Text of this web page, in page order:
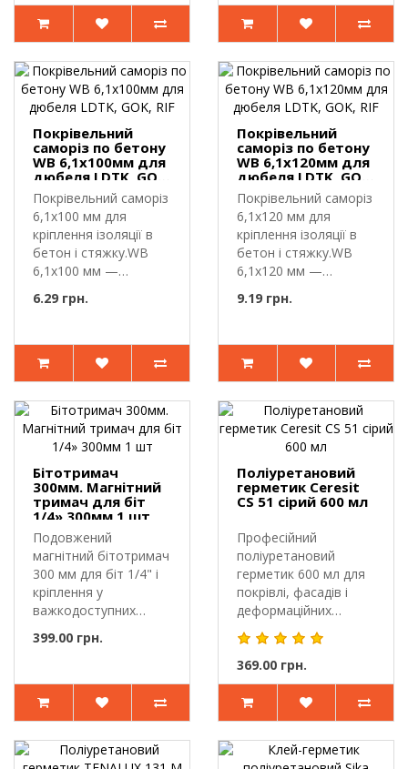
Покрівельний
саморіз по бетону
WB 6,1х100мм для
дюбеля LDTK, GOK,
RIF
Покрівельний саморіз
6,1х100 мм для
кріплення ізоляції в
бетон і стяжку.WB
6,1х100 мм —
6.29 грн.
Покрівельний
саморіз по бетону
WB 6,1х120мм для
дюбеля LDTK, GOK,
RIF
Покрівельний саморіз
6,1х120 мм для
кріплення ізоляції в
бетон і стяжку.WB
6,1х120 мм —
9.19 грн.
Бітотримач
300мм. Магнітний
тримач для біт
1/4» 300мм 1 шт
Подовжений
магнітний бітотримач
300 мм для біт 1/4" і
кріплення у
важкодоступних
399.00 грн.
Поліуретановий
герметик Ceresit
CS 51 сірий 600 мл
Професійний
поліуретановий
герметик 600 мл для
покрівлі, фасадів і
деформаційних
швівCeresit CS 51 —..
369.00 грн.